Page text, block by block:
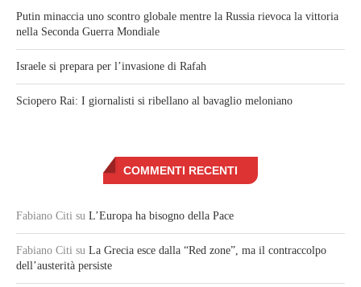
Putin minaccia uno scontro globale mentre la Russia rievoca la vittoria
nella Seconda Guerra Mondiale
Israele si prepara per l’invasione di Rafah
Sciopero Rai: I giornalisti si ribellano al bavaglio meloniano
COMMENTI RECENTI
Fabiano Citi su L’Europa ha bisogno della Pace
Fabiano Citi su La Grecia esce dalla “Red zone”, ma il contraccolpo
dell’austerità persiste